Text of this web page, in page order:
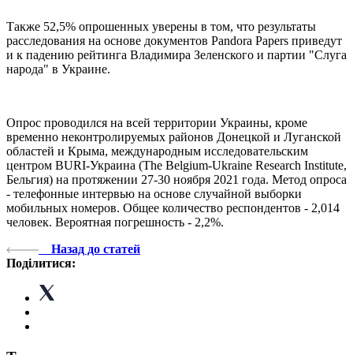
Также 52,5% опрошенных уверены в том, что результаты
расследования на основе документов Pandora Papers приведут
и к падению рейтинга Владимира Зеленского и партии "Слуга
народа" в Украине.
Опрос проводился на всей территории Украины, кроме
временно неконтролируемых районов Донецкой и Луганской
областей и Крыма, международным исследовательским
центром BURI-Украина (The Belgium-Ukraine Research Institute,
Бельгия) на протяжении 27-30 ноября 2021 года. Метод опроса
- телефонные интервью на основе случайной выборки
мобильных номеров. Общее количество респондентов - 2,014
человек. Вероятная погрешность - 2,2%.
Назад до статей
Поділитися: